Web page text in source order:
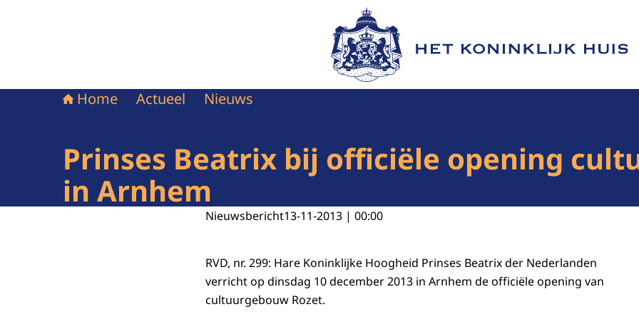
Naar de homepage van Het Koninklijk Huis
Home Actueel Nieuws
Prinses Beatrix bij officiële opening
in Arnhem
Nieuwsbericht13-11-2013 | 00:00
RVD, nr. 299: Hare Koninklijke Hoogheid Prinses Beatrix der Nederlanden
verricht op dinsdag 10 december 2013 in Arnhem de officiële opening van
cultuurgebouw Rozet.